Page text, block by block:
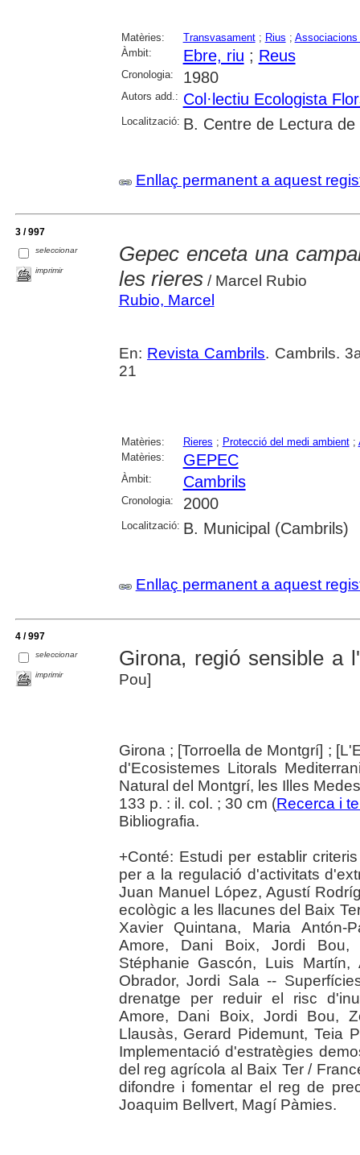
Matèries: Transvasament; Rius ;
Àmbit:
Ebre, riu ; Reus
Cronologia: 1980
Autors add.: Col·lectiu Ecologista
Localització: B. Centre de Lectura de
Enllaç permanent a aquest
3 / 997
seleccionar
imprimir
Gepec enceta una
les rieres/ Marcel Rubio
Rubio, Marcel
En: Revista Cambrils. Cambrils.
21
Matèries: Rieres ; Protecció del medi ambient;
Matèries:
GEPEC
Àmbit: Cambrils
Cronologia: 2000
Localització: B. Municipal (Cambrils)
Enllaç permanent a aquest
4 / 997
seleccionar
imprimir
Girona, regió sensible a
Pou]
Girona ; [Torroella de Montgrí] ;
d'Ecosistemes Litorals
Natural del Montgrí, les Illes
133 p. : il. col. ; 30 cm (Recerca i
Bibliografia.
+Conté: Estudi per establir
per a la regulació d'activitats
Juan Manuel López, Agustí
ecològic a les llacunes del Baix
Xavier Quintana, Maria Antón-
Amore, Dani Boix, Jordi Bou,
Stéphanie Gascón, Luis
Obrador, Jordi Sala --
drenatge per reduir el risc
Amore, Dani Boix, Jordi Bou,
Llausàs, Gerard Pidemunt, Teia
Implementació d'estratègies
del reg agrícola al Baix Ter /
difondre i fomentar el reg de
Joaquim Bellvert, Magí Pàmies.